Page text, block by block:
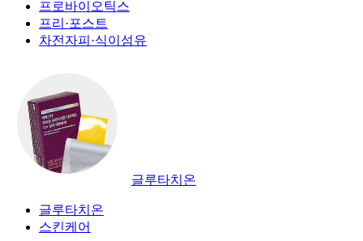
프로바이오틱스
프리·포스트
차전자피·식이섬유
글루타치온
글루타치온
스킨케어